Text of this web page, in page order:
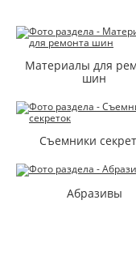
Материалы для
шин
Съемники
Абразивы